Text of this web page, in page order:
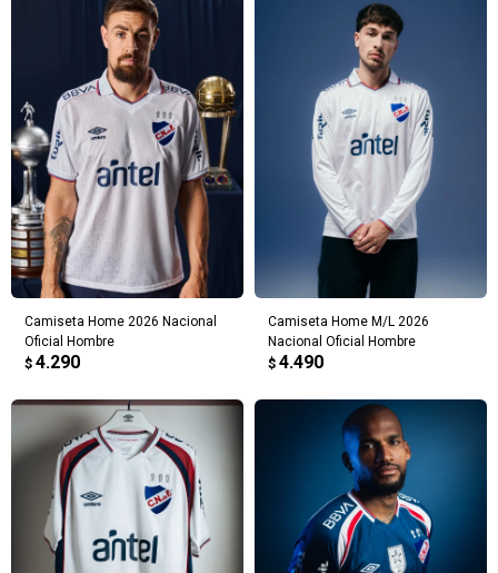
Camiseta Home 2026 Nacional
Oficial Hombre
$ 4.290
Camiseta Home M/L 2026
Nacional Oficial Hombre
$ 4.490